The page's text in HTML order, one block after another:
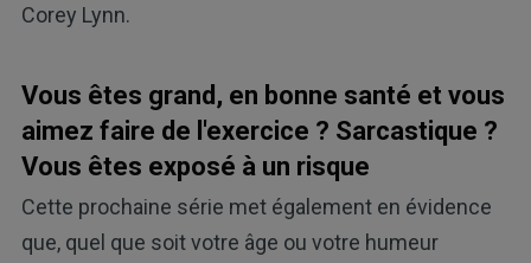
Corey Lynn.
Vous êtes grand, en bonne santé et vous
aimez faire de l'exercice ? Sarcastique ?
Vous êtes exposé à un risque
Cette prochaine série met également en évidence
que, quel que soit votre âge ou votre humeur